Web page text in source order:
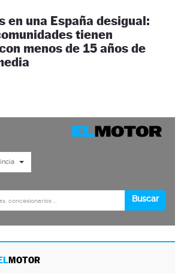
en una España desigual:
tienen
menos de 15 años de
MOTOR